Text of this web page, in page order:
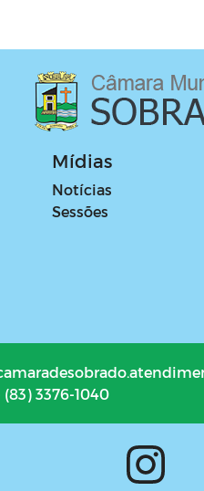
Mídias
Notícias
Sessões
(83) 3376-1040